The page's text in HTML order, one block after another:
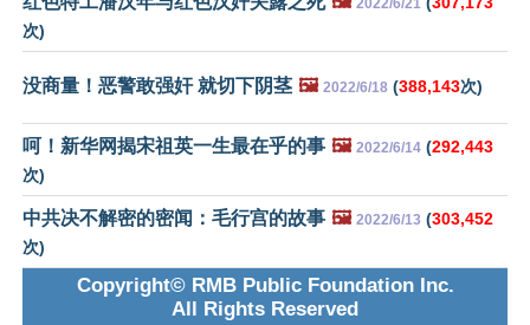
2022/6/21
次)
没商量！恶警敢强奸 就切下阴茎 🖼️ 2022/6/18 (388,143次)
呵！新华网揭宋祖英一生最在乎的事 🖼️ 2022/6/14 (292,443
次)
中共决不解密的密闻：毛行宫的故事 🖼️ 2022/6/13 (303,452
次)
Copyright© RMB Public Foundation Inc.
All Rights Reserved